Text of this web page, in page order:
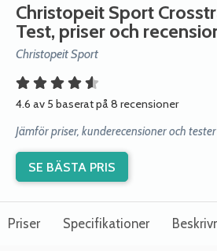
Christopeit Sport
Test, priser och
Christopeit Sport
4.6 av 5 baserat på 8 recensioner
Jämför priser, kunderecensioner och tester
SE BÄSTA PRIS
Priser Specifikationer